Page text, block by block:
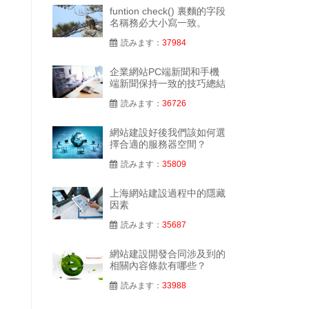
funtion check() 裏麵的字段
名稱務必大小寫一致。
読みます： 37984
企業網站PC端新聞和手機
端新聞保持一致的技巧總結
読みます： 36726
網站建設好後我們該如何選
擇合適的服務器空間？
読みます： 35809
上海網站建設過程中的隱藏
因素
読みます： 35687
網站建設開發合同涉及到的
相關內容條款有哪些？
読みます： 33988